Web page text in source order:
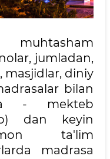
jumladan,
masjidlar, diniy
bilan
- mekteb
dan keyin
ta'lim
madrasa